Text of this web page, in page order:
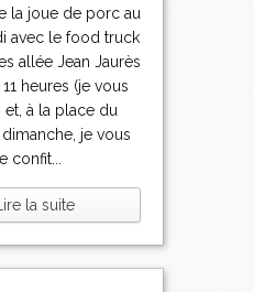
la joue de porc au
avec le food truck
allée Jean Jaurès
heures (je vous
et, à la place du
je vous
confit...
la suite